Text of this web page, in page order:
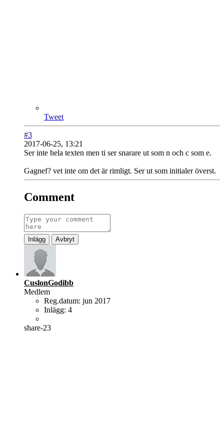
Tweet
#3
2017-06-25, 13:21
Ser inte hela texten men ti ser snarare ut som n och c som e.
Gagnef? vet inte om det är rimligt. Ser ut som initialer överst.
Comment
Inlägg Avbryt
CuslonGodibb
Medlem
Reg.datum: jun 2017
Inlägg: 4
share-23